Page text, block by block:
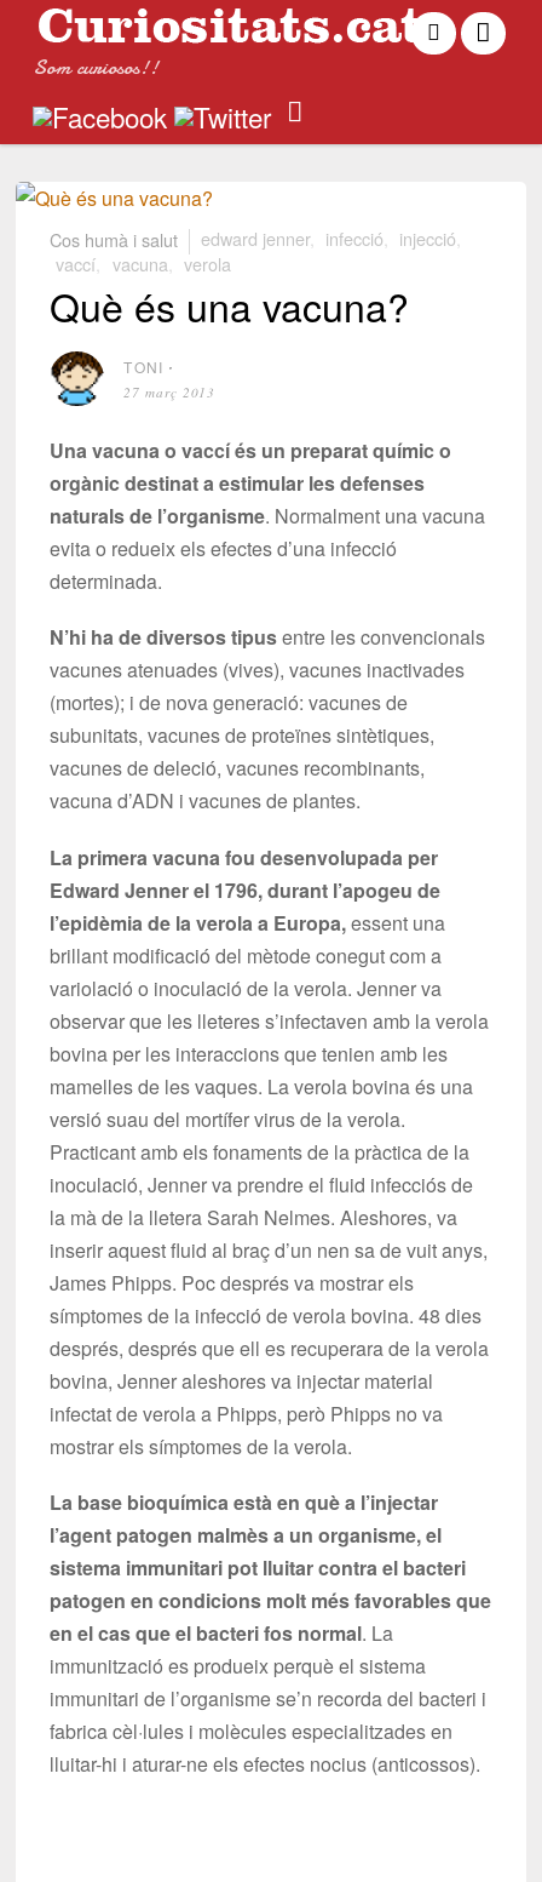
Som curiosos!!
Cos humà i salut edward jenner, infecció injecció
vaccí
vacuna verola
Què és una vacuna?
TONI ⋅
27 març 2013
Una vacuna o vaccí és un preparat químic o
orgànic destinat a estimular les defenses
naturals de l’organisme. Normalment una vacuna
evita o redueix els efectes d’una infecció
determinada.
N’hi ha de diversos tipusentre les convencionals
vacunes atenuades (vives), vacunes inactivades
(mortes); i de nova generació: vacunes de
subunitats, vacunes de proteïnes sintètiques,
vacunes de deleció, vacunes recombinants,
vacuna d’ADN i vacunes de plantes.
La primera vacuna fou desenvolupada per
Edward Jenner el 1796, durant l’apogeu de
l’epidèmia de la verola a Europa,essent una
brillant modificació del mètode conegut com a
variolació o inoculació de la verola. Jenner va
observar que les lleteres s’infectaven amb la verola
bovina per les interaccions que tenien amb les
mamelles de les vaques. La verola bovina és una
versió suau del mortífer virus de la verola.
Practicant amb els fonaments de la pràctica de la
inoculació, Jenner va prendre el fluid infecciós de
la mà de la lletera Sarah Nelmes. Aleshores, va
inserir aquest fluid al braç d’un nen sa de vuit anys,
James Phipps. Poc després va mostrar els
símptomes de la infecció de verola bovina. 48 dies
després, després que ell es recuperara de la verola
bovina, Jenner aleshores va injectar material
infectat de verola a Phipps, però Phipps no va
mostrar els símptomes de la verola.
La base bioquímica està en què a l’injectar
l’agent patogen malmès a un organisme, el
sistema immunitari pot lluitar contra el bacteri
patogen en condicions molt més favorables que
en el cas que el bacteri fos normal. La
immunització es produeix perquè el sistema
immunitari de l’organisme se’n recorda del bacteri i
fabrica cèl·lules i molècules especialitzades en
lluitar-hi i aturar-ne els efectes nocius (anticossos).